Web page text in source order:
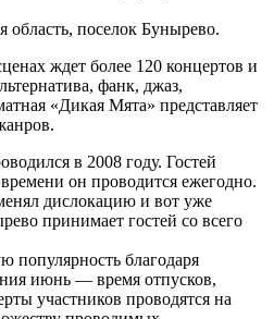
область, поселок Бунырево.
ждет более 120 концертов и
фанк, джаз,
«Дикая Мята» представляет
в 2008 году. Гостей
он проводится ежегодно.
дислокацию и вот уже
принимает гостей со всего
популярность благодаря
июнь — время отпусков,
участников проводятся на